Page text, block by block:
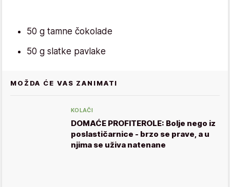
50 g tamne čokolade
50 g slatke pavlake
MOŽDA ĆE VAS ZANIMATI
KOLAČI
DOMAĆE PROFITEROLE: Bolje nego iz
poslastičarnice - brzo se prave, a u
njima se uživa natenane